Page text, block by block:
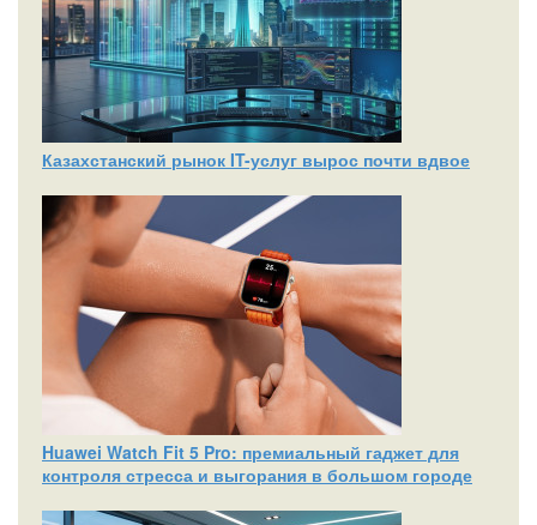
Казахстанский рынок IT-услуг вырос почти вдвое
Huawei Watch Fit 5 Pro: премиальный гаджет для
контроля стресса и выгорания в большом городе